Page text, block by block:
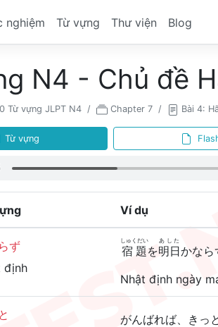
nghiệm Từ vựng Thư viện Blog
N4 - Chủ đề
Từ vựng JLPT N4 Chapter 7 Bài 4:
Từ vựng
Ví dụ
ず
định
宿題
しゅくだい
を明日
あした
かなら
Nhật định ngày
がんばれば、きっ